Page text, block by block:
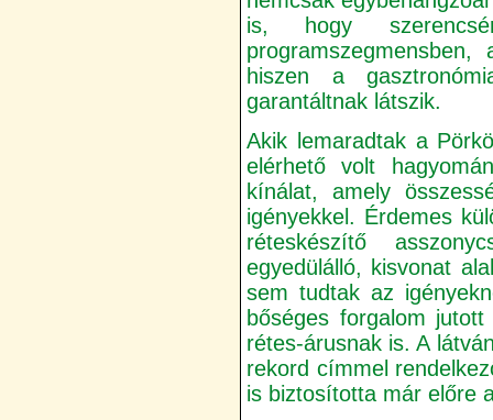
is, hogy
hiszen a
garantáltnak látszik.
Akik lemaradtak a
elérhető volt
kínálat, amely
igényekkel. Érdemes
réteskészítő
egyedülálló, kisvonat
sem tudtak az
bőséges forgalom
rétes-árusnak is. A
rekord címmel
is biztosította már előre